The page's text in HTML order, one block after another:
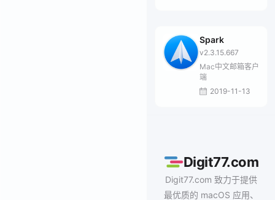
Spark
v2.3.15.667
Mac中文邮箱客户
端
2019-11-13
Digit77.com
Digit77.com 致力于提供
最优质的 macOS 应用、